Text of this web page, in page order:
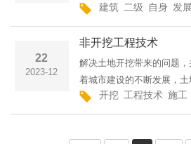
筑行业自然也是竞争最为激
建筑公司,如何在这样的市
是一个
建筑 二级 自身 发展
22
2023-12
非开挖工程技术
解决土地开挖带来的问题
着城市建设的不断发展，土
然而，传统的开挖工程在施
害、破坏地表和地下设施
开挖 工程技术 施工